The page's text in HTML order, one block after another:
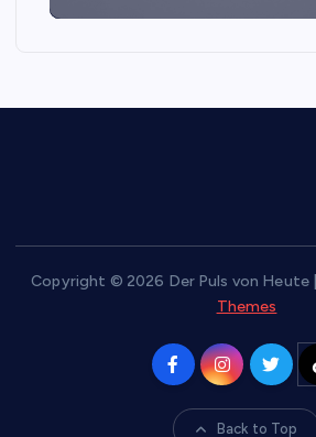
Copyright © 2026 Der Puls von Heute
Themes
Back to Top